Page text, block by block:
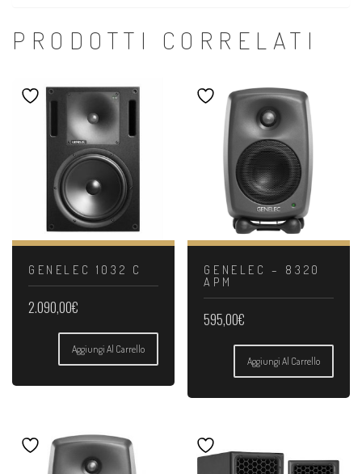
PRODOTTI CORRELATI
GENELEC 1032 C
2.090,00€
Aggiungi Al Carrello
GENELEC – 8320
APM
595,00€
Aggiungi Al Carrello